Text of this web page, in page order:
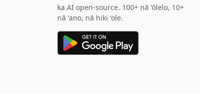
ka AI open-source. 100+ nā ʻōlelo, 10+
nā ʻano, nā hiki ʻole.